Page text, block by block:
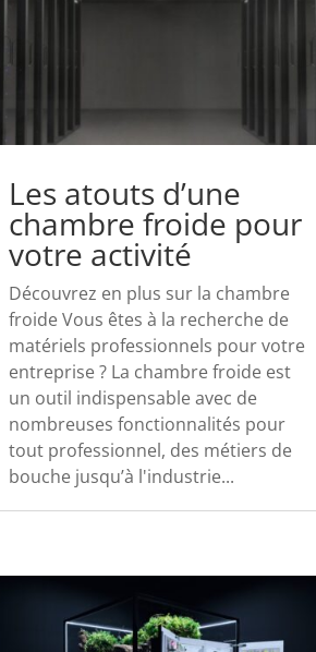
Les atouts d’une
chambre froide pour
votre activité
Découvrez en plus sur la chambre
froide Vous êtes à la recherche de
matériels professionnels pour votre
entreprise ? La chambre froide est
un outil indispensable avec de
nombreuses fonctionnalités pour
tout professionnel, des métiers de
bouche jusqu’à l'industrie...